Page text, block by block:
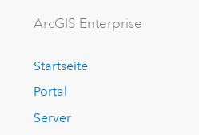
ArcGIS Enterprise
Startseite
Portal
Server